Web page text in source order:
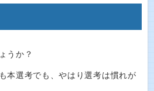
うか？
本選考でも、やはり選考は慣れが